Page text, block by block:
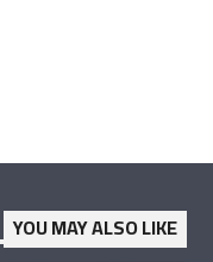
YOU MAY ALSO LIKE